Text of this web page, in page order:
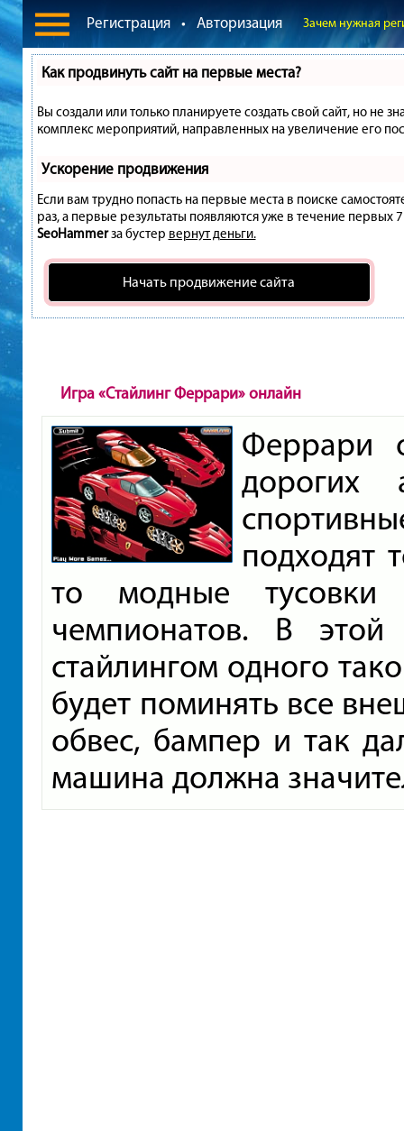
Регистрация • Авторизация Зачем нужная
Как продвинуть сайт на первые места?
Вы создали или только планируете создать свой сайт, но не
комплекс мероприятий, направленных на увеличение его
Ускорение продвижения
Если вам трудно попасть на первые места в поиске
раз, а первые результаты появляются уже в течение первых
SeoHammerза бустер вернут деньги.
Начать продвижение сайта
Игра «Стайлинг Феррари» онлайн
Феррари
дорогих
подходят
то модные
чемпионатов. В
стайлингом одного
будет поминять все
обвес, бампер и так
машина должна